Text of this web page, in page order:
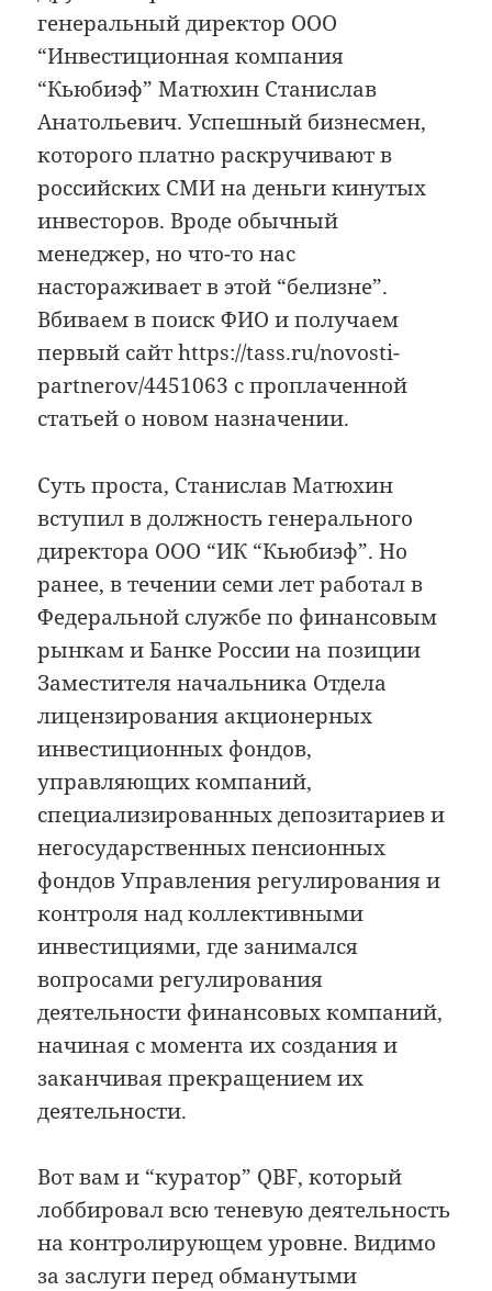
генеральный директор ООО
“Инвестиционная компания
“Кьюбиэф” Матюхин Станислав
Анатольевич. Успешный бизнесмен,
которого платно раскручивают в
российских СМИ на деньги кинутых
инвесторов. Вроде обычный
менеджер, но что-то нас
настораживает в этой “белизне”.
Вбиваем в поиск ФИО и получаем
первый сайт https://tass.ru/novosti-
partnerov/4451063 с проплаченной
статьей о новом назначении.
Суть проста, Станислав Матюхин
вступил в должность генерального
директора ООО “ИК “Кьюбиэф”. Но
ранее, в течении семи лет работал в
Федеральной службе по финансовым
рынкам и Банке России на позиции
Заместителя начальника Отдела
лицензирования акционерных
инвестиционных фондов,
управляющих компаний,
специализированных депозитариев и
негосударственных пенсионных
фондов Управления регулирования и
контроля над коллективными
инвестициями, где занимался
вопросами регулирования
деятельности финансовых компаний,
начиная с момента их создания и
заканчивая прекращением их
деятельности.
Вот вам и “куратор” QBF, который
лоббировал всю теневую деятельность
на контролирующем уровне. Видимо
за заслуги перед обманутыми